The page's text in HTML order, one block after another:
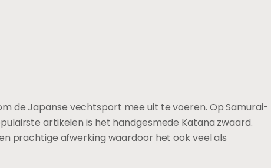
de Japanse vechtsport mee uit te voeren. Op Samurai-
artikelen is het handgesmede Katana zwaard.
prachtige afwerking waardoor het ook veel als